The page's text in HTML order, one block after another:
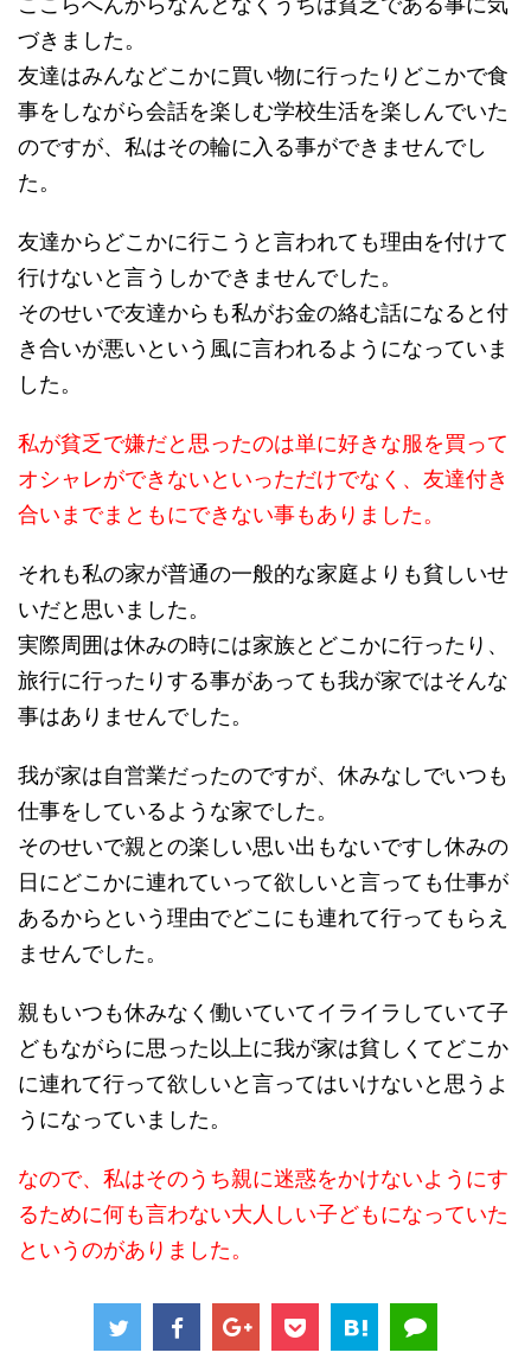
づきました。
友達はみんなどこかに買い物に行ったりどこかで食
事をしながら会話を楽しむ学校生活を楽しんでいた
のですが、私はその輪に入る事ができませんでし
た。
友達からどこかに行こうと言われても理由を付けて
行けないと言うしかできませんでした。
そのせいで友達からも私がお金の絡む話になると付
き合いが悪いという風に言われるようになっていま
した。
私が貧乏で嫌だと思ったのは単に好きな服を買って
オシャレができないといっただけでなく、友達付き
合いまでまともにできない事もありました。
それも私の家が普通の一般的な家庭よりも貧しいせ
いだと思いました。
実際周囲は休みの時には家族とどこかに行ったり、
旅行に行ったりする事があっても我が家ではそんな
事はありませんでした。
我が家は自営業だったのですが、休みなしでいつも
仕事をしているような家でした。
そのせいで親との楽しい思い出もないですし休みの
日にどこかに連れていって欲しいと言っても仕事が
あるからという理由でどこにも連れて行ってもらえ
ませんでした。
親もいつも休みなく働いていてイライラしていて子
どもながらに思った以上に我が家は貧しくてどこか
に連れて行って欲しいと言ってはいけないと思うよ
うになっていました。
なので、私はそのうち親に迷惑をかけないようにす
るために何も言わない大人しい子どもになっていた
というのがありました。